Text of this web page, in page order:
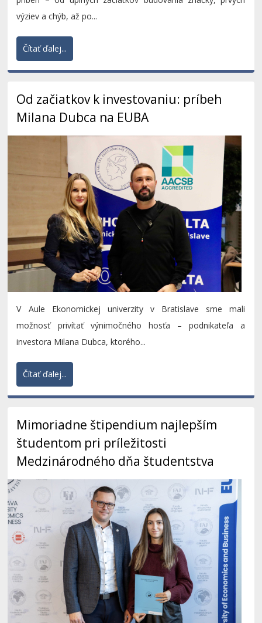
výziev a chýb, až po...
Čítať ďalej...
Od začiatkov k investovaniu: príbeh
Milana Dubca na EUBA
V Aule Ekonomickej univerzity v Bratislave sme mali
možnosť privítať výnimočného hosťa – podnikateľa a
investora Milana Dubca, ktorého...
Čítať ďalej...
Mimoriadne štipendium najlepším
študentom pri príležitosti
Medzinárodného dňa študentstva